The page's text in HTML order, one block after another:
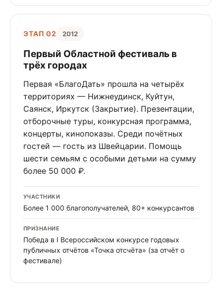
ЭТАП 02 2012
Первый Областной фестиваль в
трёх городах
Первая «БлагоДать» прошла на четырёх
территориях — Нижнеудинск, Куйтун,
Саянск, Иркутск (Закрытие). Презентации,
отборочные туры, конкурсная программа,
концерты, кинопоказы. Среди почётных
гостей — гость из Швейцарии. Помощь
шести семьям с особыми детьми на сумму
более 50 000 ₽.
УЧАСТНИКИ
Более 1 000 благополучателей, 80+ конкурсантов
ПРИЗНАНИЕ
Победа в I Всероссийском конкурсе годовых
публичных отчётов «Точка отсчёта» (за отчёт о
фестивале)